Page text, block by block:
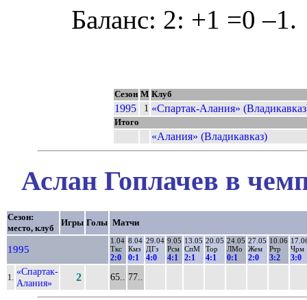
Баланс: 2: +1 =0 –1.
Сезон М Клуб
1995 1 «Спартак-Алания»
Итого
«Алания» (Владикавказ)
Аслан Гоплачев в
Сезон:
место, клуб
Игры Голы Матчи
1995
1.04
Ткс
2:0
8.04
Кмз
0:1
29.04
ДГз
4:0
9.05
Рсм
4:1
13.05
СпМ
2:1
20.05
Тор
4:1
24.05
ЛМо
0:1
27.05
Жем
2:0
10.06
Ртр
3:2
Чрм
3:0
1.
«Спартак-
Алания»
2 65.. 77..